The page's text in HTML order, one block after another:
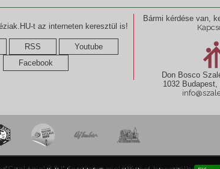
t az interneten keresztül is!
RSS
Youtube
Facebook
Bármi kérdése van,
Don Bosco
1032 Budapest,